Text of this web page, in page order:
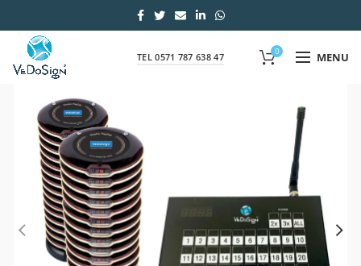
TEL 0571 787 638 47
0 MENU